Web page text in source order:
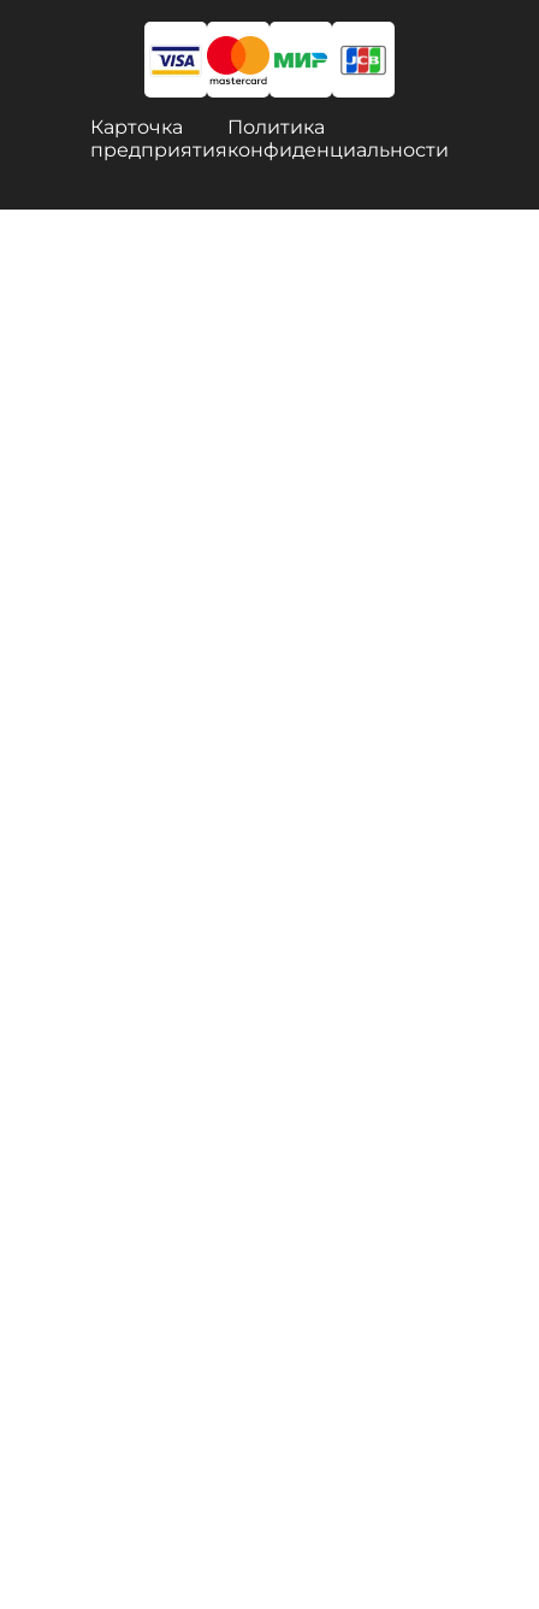
Карточка
предприятия
Политика
конфиденциальности